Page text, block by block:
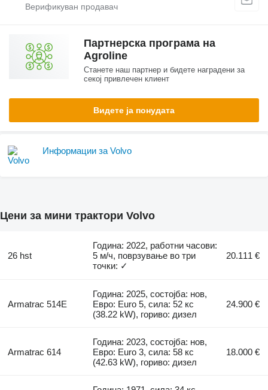
Партнерска програма на
Agroline
Станете наш партнер и бидете наградени за
секој привлечен клиент
Видете ја понудата
Информации за Volvo
Цени за мини трактори Volvo
26 hst
Година: 2022, работни часови:
5 м/ч, поврзување во три
точки: ✓
20.111 €
Armatrac 514E
Година: 2025, состојба: нов,
Евро: Euro 5, сила: 52 кс
(38.22 kW), гориво: дизел
24.900 €
Armatrac 614
Година: 2023, состојба: нов,
Евро: Euro 3, сила: 58 кс
(42.63 kW), гориво: дизел
18.000 €